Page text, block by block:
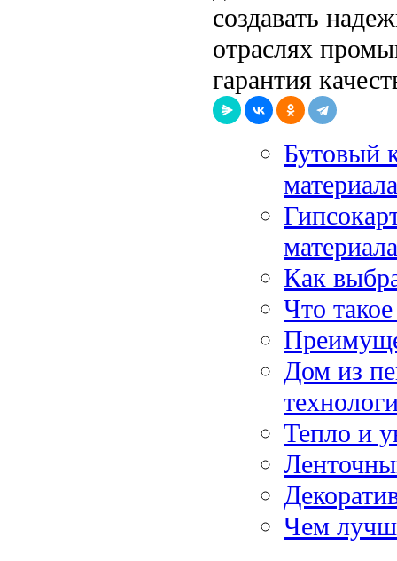
создавать
отраслях
гарантия
Бутовый
материала
материала
Как
Что
Дом из
Тепло и
Чем